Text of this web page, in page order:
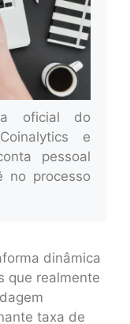
oficial do
e
pessoal
no processo
dinâmica
que realmente
taxa de